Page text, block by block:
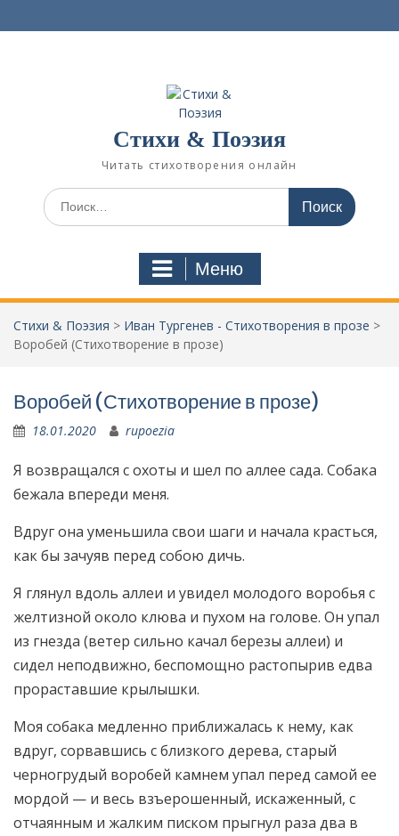
е
о
Стихи & Поэзия
Читать стихотворения онлайн
И
с
Меню
Стихи & Поэзия > Иван Тургенев - Стихотворения в прозе >
Воробей (Стихотворение в прозе)
Воробей (Стихотворение в прозе)
18.01.2020 rupoezia
Я возвращался с охоты и шел по аллее сада. Собака
бежала впереди меня.
Вдруг она уменьшила свои шаги и начала красться,
как бы зачуяв перед собою дичь.
Я глянул вдоль аллеи и увидел молодого воробья с
желтизной около клюва и пухом на голове. Он упал
из гнезда (ветер сильно качал березы аллеи) и
сидел неподвижно, беспомощно растопырив едва
прораставшие крылышки.
Моя собака медленно приближалась к нему, как
вдруг, сорвавшись с близкого дерева, старый
черногрудый воробей камнем упал перед самой ее
мордой — и весь взъерошенный, искаженный, с
отчаянным и жалким писком прыгнул раза два в